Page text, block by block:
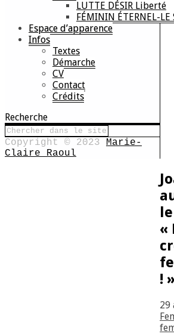
LUTTE DÉSIR Liberté
FÉMININ ÉTERNEL-LE
Espace d’apparence
Infos
Textes
Démarche
CV
Contact
Crédits
Recherche
Copyright © 2023 Marie-
Claire Raoul
«
! »
29